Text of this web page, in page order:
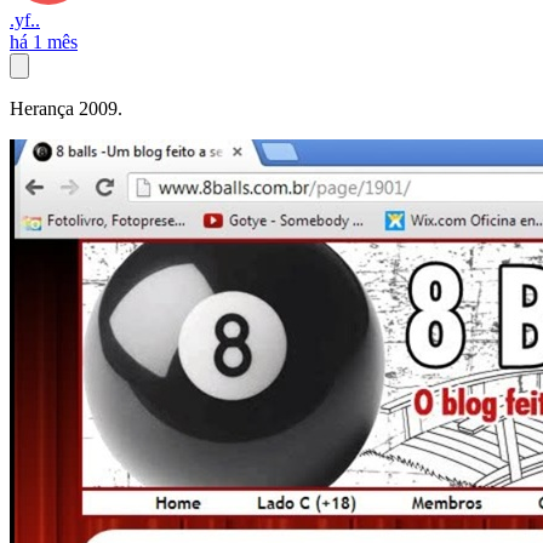
.yf..
há 1 mês
Herança 2009.